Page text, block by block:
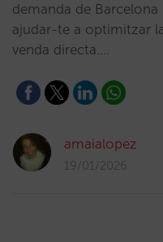
demanda de
ajudar-te a optimitzar
venda directa.…
amaialopez
19/01/2026